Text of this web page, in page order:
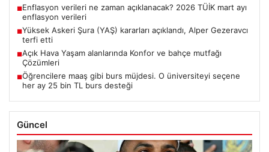
■Enflasyon verileri ne zaman açıklanacak? 2026 TÜİK mart ayı
enflasyon verileri
■Yüksek Askeri Şura (YAŞ) kararları açıklandı, Alper Gezeravcı
terfi etti
■Açık Hava Yaşam alanlarında Konfor ve bahçe mutfağı
Çözümleri
■Öğrencilere maaş gibi burs müjdesi. O üniversiteyi seçene
her ay 25 bin TL burs desteği
Güncel